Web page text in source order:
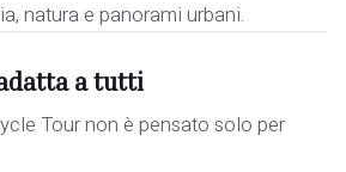
natura e panorami urbani.
a tutti
Tour non è pensato solo per